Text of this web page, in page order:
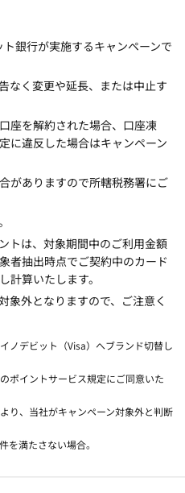
銀行が実施するキャンペーンで
なく変更や延長、または中止す
座を解約された場合、口座凍
に違反した場合はキャンペーン
がありますので所轄税務署にご
トは、対象期間中のご利用金額
者抽出時点でご契約中のカード
計算いたします。
象外となりますので、ご注意く
ノデビット（Visa）へブランド切替し
ポイントサービス規定にご同意いた
り、当社がキャンペーン対象外と判断
満たさない場合。